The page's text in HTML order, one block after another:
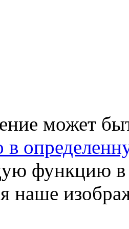
может
в
функцию в
наше